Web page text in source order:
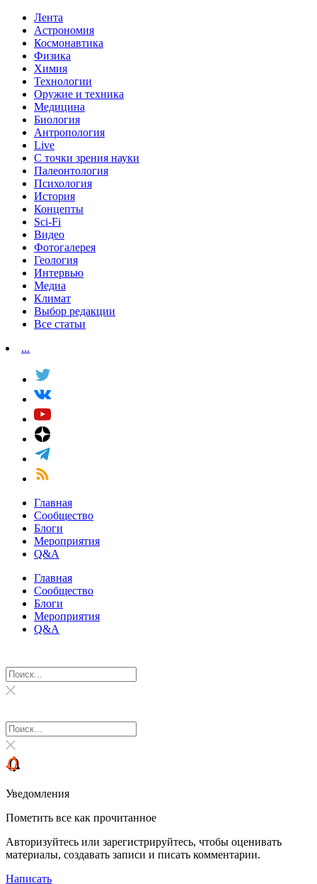
Лента
Астрономия
Космонавтика
Физика
Химия
Технологии
Оружие и техника
Медицина
Биология
Антропология
Live
С точки зрения науки
Палеонтология
Психология
История
Концепты
Sci-Fi
Видео
Фотогалерея
Геология
Интервью
Медиа
Климат
Выбор редакции
Все статьи
...
Главная
Сообщество
Блоги
Мероприятия
Q&A
Главная
Сообщество
Блоги
Мероприятия
Q&A
Уведомления
Пометить все как прочитанное
Авторизуйтесь или зарегистрируйтесь, чтобы оценивать
материалы, создавать записи и писать комментарии.
Написать